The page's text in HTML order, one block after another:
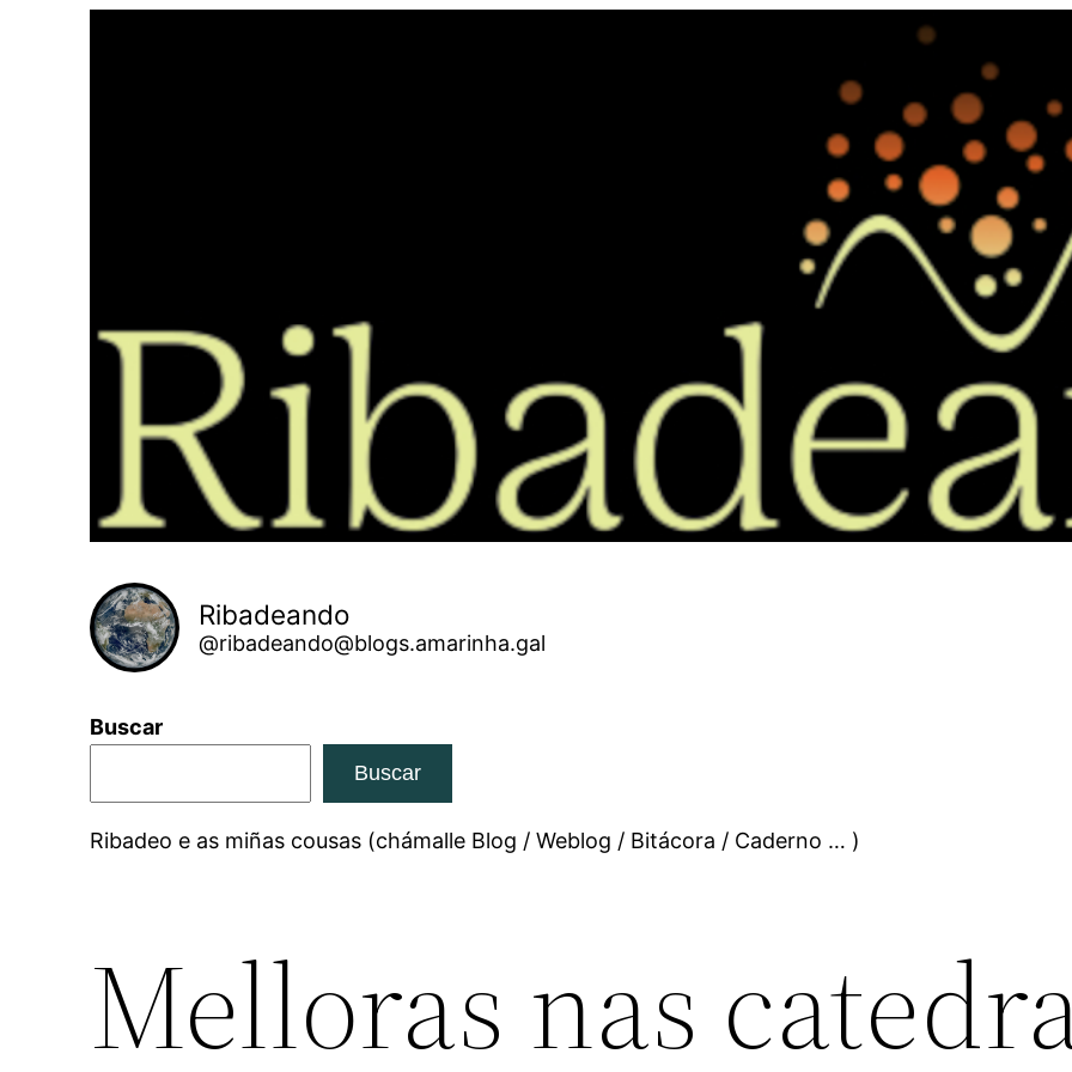
Ribadeando
@ribadeando@blogs.amarinha.gal
Buscar
Buscar
Ribadeo e as miñas cousas (chámalle Blog / Weblog / Bitácora / Caderno … )
Melloras nas